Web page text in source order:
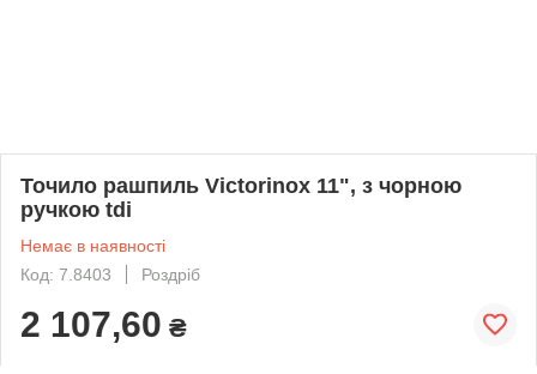
Точило рашпиль Victorinox 11", з чорною
ручкою tdi
Немає в наявності
Код: 7.8403
Роздріб
2 107,60 ₴